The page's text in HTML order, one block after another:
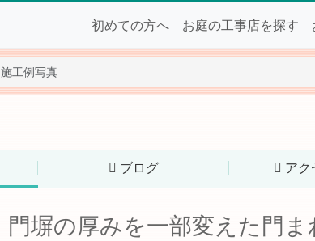
初めての方へ お庭の工事店を探す
施工例写真
ブログ アク
門塀の厚みを一部変えた門